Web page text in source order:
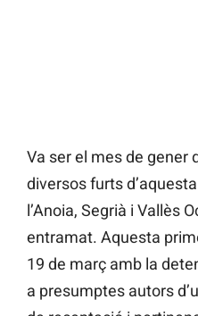
Va ser el mes de gener
diversos furts
l’Anoia, Segrià i Vallès
entramat. Aquesta
19 de març amb la
a presumptes autors